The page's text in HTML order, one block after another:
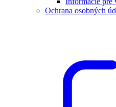
Ochrana osobných